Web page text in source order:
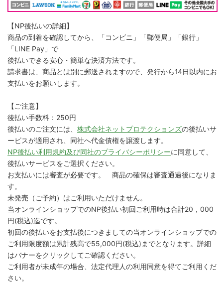
【NP後払いの詳細】
商品の到着を確認してから、「コンビニ」「郵便局」「銀行」
「LINE Pay」で
後払いできる安心・簡単な決済方法です。
請求書は、商品とは別に郵送されますので、発行から14日以内にお
支払いをお願いします。
【ご注意】
後払い手数料：250円
後払いのご注文には、 株式会社ネットプロテクションズの後払いサ
ービスが適用され、同社へ代金債権を譲渡します。
NP後払い利用規約及び同社のプライバシーポリシーに同意して、
後払いサービスをご選択ください。
お支払いには審査が必要です。 商品の確保は審査通過後になりま
す。
未発売（ご予約）はご利用いただけません。
当オンラインショップでのNP後払い初回ご利用時は合計20，000
円(税込)迄です。
初回の後払いをお支払後につきましての当オンラインショップでの
ご利用限度額は累計残高で55,000円(税込)までとなります。詳細
はバナーをクリックしてご確認ください。
ご利用者が未成年の場合、法定代理人の利用同意を得てご利用くだ
さい。